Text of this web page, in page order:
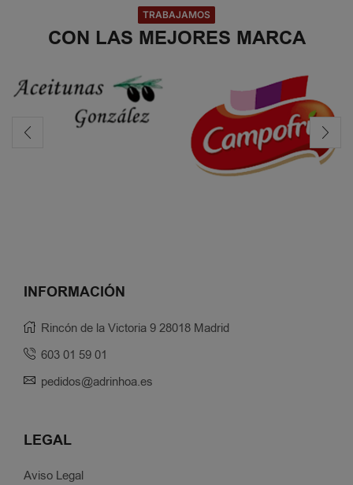
TRABAJAMOS
CON LAS MEJORES MARCA
INFORMACIÓN
Rincón de la Victoria 9 28018 Madrid
603 01 59 01
pedidos@adrinhoa.es
LEGAL
Aviso Legal